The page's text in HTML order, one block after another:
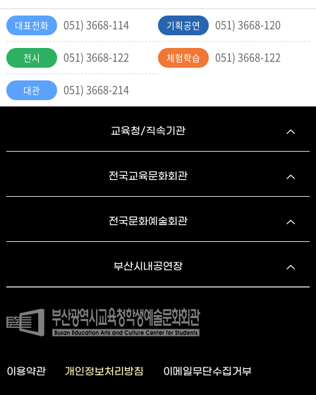
대표전화 051) 3668-114 기획공연 051) 3668-120
전시 051) 3668-122 체험학습 051) 3668-122
대관 051) 3668-214
교육청/직속기관
전국교육문화회관
전국문화예술회관
부산시내공연장
이용약관 개인정보처리방침 이메일무단수집거부